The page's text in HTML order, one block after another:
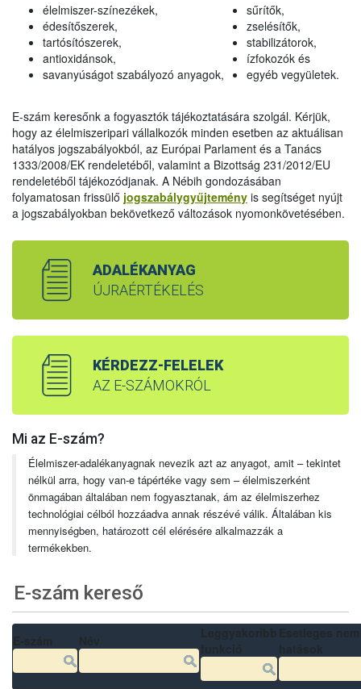
élelmiszer-színezékek,
édesítőszerek,
tartósítószerek,
antioxidánsok,
savanyúságot szabályozó anyagok,
sűrítők,
zselésítők,
stabilizátorok,
ízfokozók és
egyéb vegyületek.
E-szám keresőnk a fogyasztók tájékoztatására szolgál. Kérjük,
hogy az élelmiszeripari vállalkozók minden esetben az aktuálisan
hatályos jogszabályokból, az Európai Parlament és a Tanács
1333/2008/EK rendeletéből, valamint a Bizottság 231/2012/EU
rendeletéből tájékozódjanak. A Nébih gondozásában
folyamatosan frissülő jogszabálygyűjtemény is segítséget nyújt
a jogszabályokban bekövetkező változások nyomonkövetésében.
ADALÉKANYAG
ÚJRAÉRTÉKELÉS
KÉRDEZZ-FELELEK
AZ E-SZÁMOKRÓL
Mi az E-szám?
Élelmiszer-adalékanyagnak nevezik azt az anyagot, amit – tekintet
nélkül arra, hogy van-e tápértéke vagy sem – élelmiszerként
önmagában általában nem fogyasztanak, ám az élelmiszerhez
technológiai célból hozzáadva annak részévé válik. Általában kis
mennyiségben, határozott cél elérésére alkalmazzák a
termékekben.
E-szám kereső